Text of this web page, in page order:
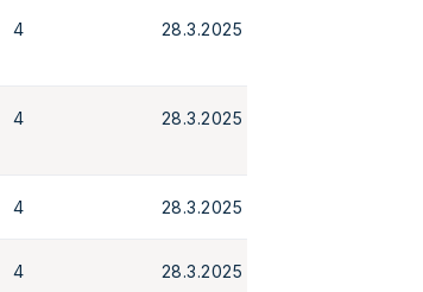
4 28.3.2025
4 28.3.2025
4 28.3.2025
4 28.3.2025